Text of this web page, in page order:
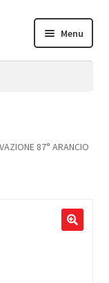
Menu
child
87° ARANCIO